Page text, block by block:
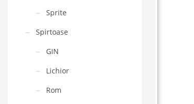
Sprite
Spirtoase
GIN
Lichior
Rom